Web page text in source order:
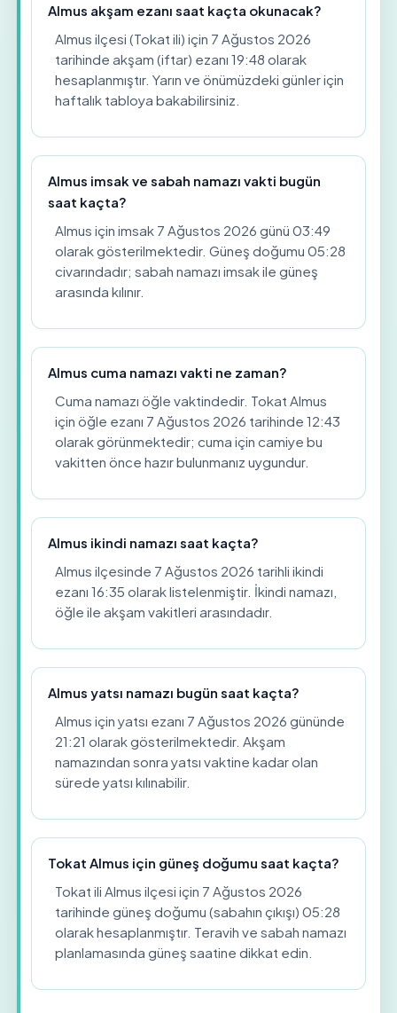
Almus akşam ezanı saat kaçta okunacak?
Almus ilçesi (Tokat ili) için 7 Ağustos 2026
tarihinde akşam (iftar) ezanı 19:48 olarak
hesaplanmıştır. Yarın ve önümüzdeki günler için
haftalık tabloya bakabilirsiniz.
Almus imsak ve sabah namazı vakti bugün
saat kaçta?
Almus için imsak 7 Ağustos 2026 günü 03:49
olarak gösterilmektedir. Güneş doğumu 05:28
civarındadır; sabah namazı imsak ile güneş
arasında kılınır.
Almus cuma namazı vakti ne zaman?
Cuma namazı öğle vaktindedir. Tokat Almus
için öğle ezanı 7 Ağustos 2026 tarihinde 12:43
olarak görünmektedir; cuma için camiye bu
vakitten önce hazır bulunmanız uygundur.
Almus ikindi namazı saat kaçta?
Almus ilçesinde 7 Ağustos 2026 tarihli ikindi
ezanı 16:35 olarak listelenmiştir. İkindi namazı,
öğle ile akşam vakitleri arasındadır.
Almus yatsı namazı bugün saat kaçta?
Almus için yatsı ezanı 7 Ağustos 2026 gününde
21:21 olarak gösterilmektedir. Akşam
namazından sonra yatsı vaktine kadar olan
sürede yatsı kılınabilir.
Tokat Almus için güneş doğumu saat kaçta?
Tokat ili Almus ilçesi için 7 Ağustos 2026
tarihinde güneş doğumu (sabahın çıkışı) 05:28
olarak hesaplanmıştır. Teravih ve sabah namazı
planlamasında güneş saatine dikkat edin.